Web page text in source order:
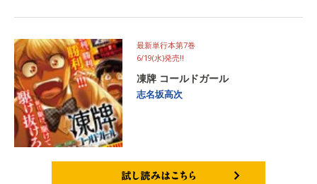
最新単行本第7巻
6/19(水)発売‼
凍牌 コールドガール
志名坂高次